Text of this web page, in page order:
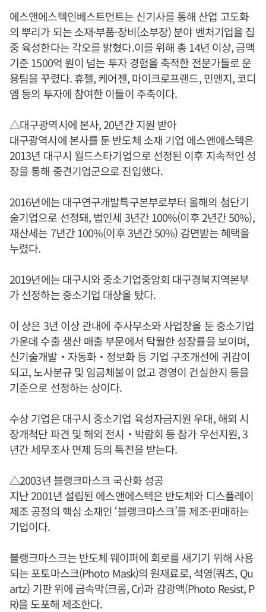
에스앤에스텍인베스트먼트는 신기사를 통해 산업 고도화
의 뿌리가 되는 소재·부품·장비(소부장) 분야 벤처기업을 집
중 육성한다는 각오를 밝혔다.이를 위해 총 14년 이상, 금액
기준 1500억 원이 넘는 투자 경험을 축적한 전문가들로 운
용팀을 꾸렸다. 휴젤, 케어젠, 마이크로프랜드, 민앤지, 코디
엠 등의 투자에 참여한 이들이 주축이다.
△대구광역시에 본사, 20년간 지원 받아
대구광역시에 본사를 둔 반도체 소재 기업 에스앤에스텍은
2013년 대구시 월드스타기업으로 선정된 이후 지속적인 성
장을 통해 중견기업군으로 진입했다.
2016년에는 대구연구개발특구본부로부터 올해의 첨단기
술기업으로 선정돼, 법인세 3년간 100%(이후 2년간 50%),
재산세는 7년간 100%(이후 3년간 50%) 감면받는 혜택을
누렸다.
2019년에는 대구시와 중소기업중앙회 대구경북지역본부
가 선정하는 중소기업 대상을 탔다.
이 상은 3년 이상 관내에 주사무소와 사업장을 둔 중소기업
가운데 수출 생산 매출 부문에서 탁월한 성장률을 보이며,
신기술개발‧자동화‧정보화 등 기업 구조개선에 귀감이
되고, 노사분규 및 임금체불이 없고 경영이 건실한지 등을
기준으로 선정하는 상이다.
수상 기업은 대구시 중소기업 육성자금지원 우대, 해외 시
장개척단 파견 및 해외 전시‧박람회 등 참가 우선지원, 3
년간 세무조사 면제 등의 특전을 받는다.
△2003년 블랭크마스크 국산화 성공
지난 2001년 설립된 에스앤에스텍은 반도체와 디스플레이
제조 공정의 핵심 소재인 ‘블랭크마스크’를 제조·판매하는
기업이다.
블랭크마스크는 반도체 웨이퍼에 회로를 새기기 위해 사용
되는 포토마스크(Photo Mask)의 원재료로, 석영(쿼츠, Qu
artz) 기판 위에 금속막(크롬, Cr)과 감광액(Photo Resist, P
R)을 도포해 제조한다.